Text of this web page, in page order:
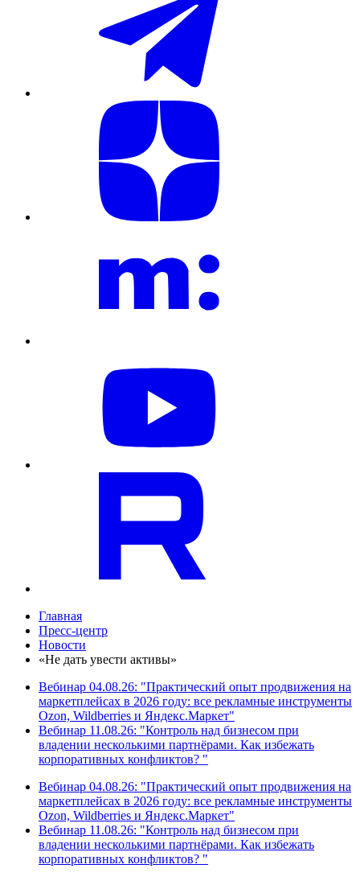
Главная
Пресс-центр
Новости
«Не дать увести активы»
Вебинар 04.08.26: "Практический опыт продвижения на
маркетплейсах в 2026 году: все рекламные инструменты
Ozon, Wildberries и Яндекс.Маркет"
Вебинар 11.08.26: "Контроль над бизнесом при
владении несколькими партнёрами. Как избежать
корпоративных конфликтов? "
Вебинар 04.08.26: "Практический опыт продвижения на
маркетплейсах в 2026 году: все рекламные инструменты
Ozon, Wildberries и Яндекс.Маркет"
Вебинар 11.08.26: "Контроль над бизнесом при
владении несколькими партнёрами. Как избежать
корпоративных конфликтов? "